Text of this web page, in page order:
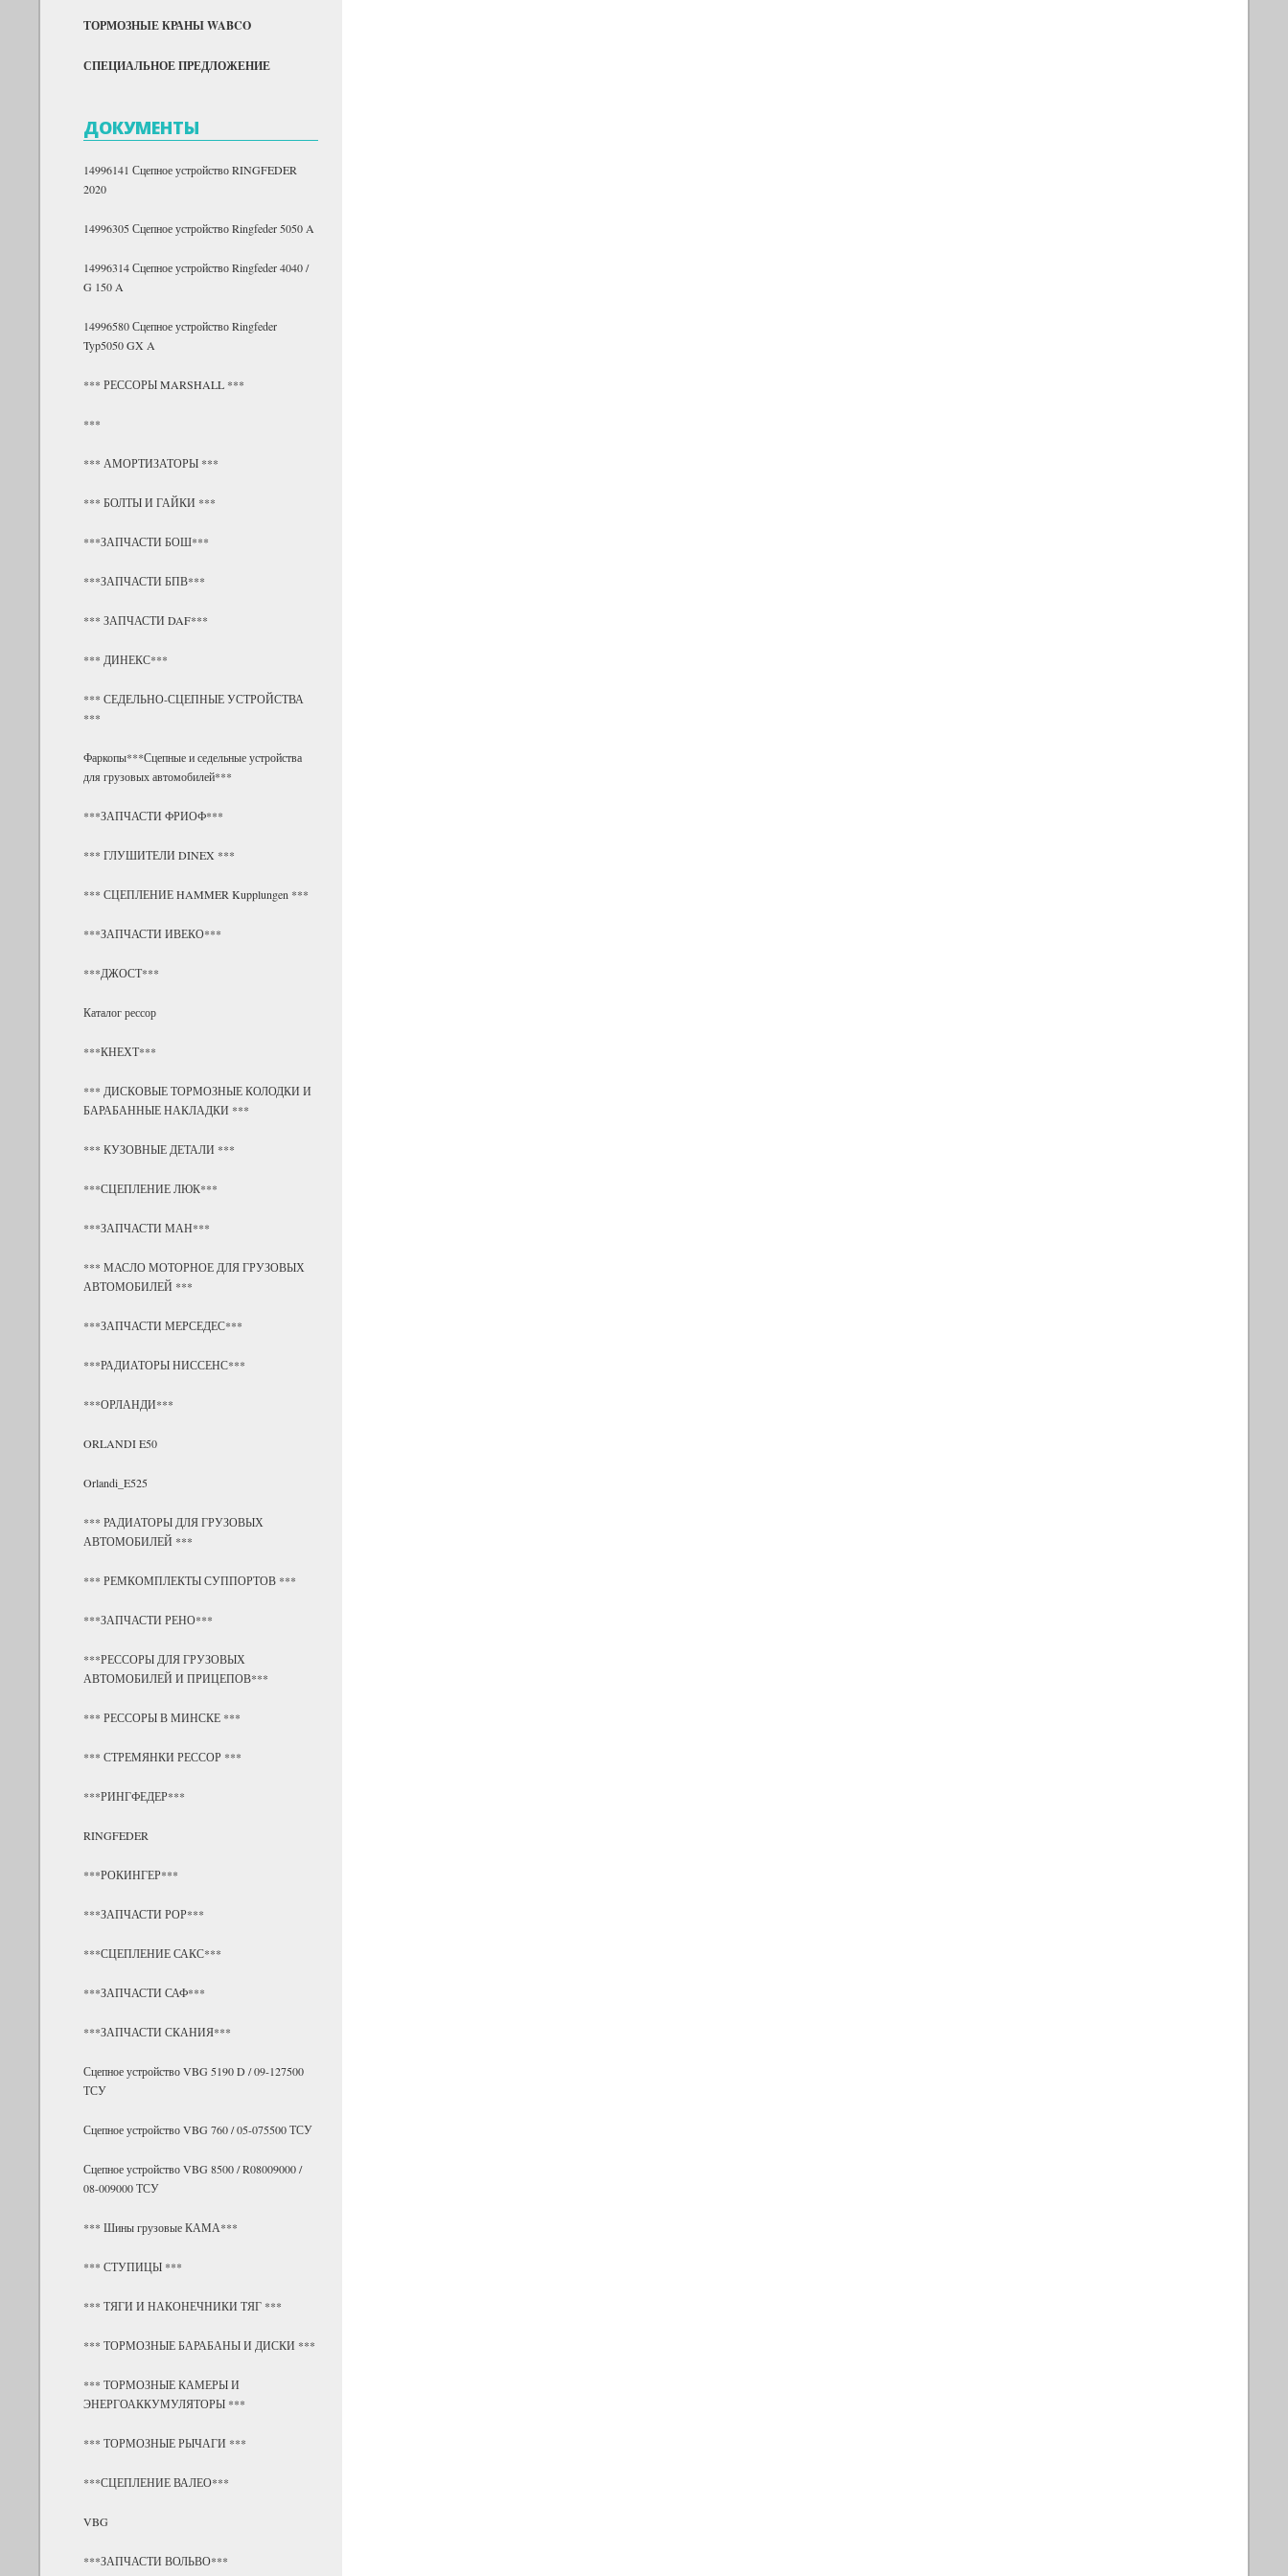
ТОРМОЗНЫЕ КРАНЫ WABCO
СПЕЦИАЛЬНОЕ ПРЕДЛОЖЕНИЕ
ДОКУМЕНТЫ
14996141 Сцепное устройство RINGFEDER
2020
14996305 Сцепное устройство Ringfeder 5050 A
14996314 Сцепное устройство Ringfeder 4040 /
G 150 A
14996580 Сцепное устройство Ringfeder
Typ5050 GX A
*** РЕССОРЫ MARSHALL ***
***
*** АМОРТИЗАТОРЫ ***
*** БОЛТЫ И ГАЙКИ ***
***ЗАПЧАСТИ БОШ***
***ЗАПЧАСТИ БПВ***
*** ЗАПЧАСТИ DAF***
*** ДИНЕКС***
*** СЕДЕЛЬНО-СЦЕПНЫЕ УСТРОЙСТВА
***
Фаркопы***Сцепные и седельные устройства
для грузовых автомобилей***
***ЗАПЧАСТИ ФРИОФ***
*** ГЛУШИТЕЛИ DINEX ***
*** СЦЕПЛЕНИЕ HAMMER Kupplungen ***
***ЗАПЧАСТИ ИВЕКО***
***ДЖОСТ***
Каталог рессор
***КНЕХТ***
*** ДИСКОВЫЕ ТОРМОЗНЫЕ КОЛОДКИ И
БАРАБАННЫЕ НАКЛАДКИ ***
*** КУЗОВНЫЕ ДЕТАЛИ ***
***СЦЕПЛЕНИЕ ЛЮК***
***ЗАПЧАСТИ МАН***
*** МАСЛО МОТОРНОЕ ДЛЯ ГРУЗОВЫХ
АВТОМОБИЛЕЙ ***
***ЗАПЧАСТИ МЕРСЕДЕС***
***РАДИАТОРЫ НИССЕНС***
***ОРЛАНДИ***
ORLANDI E50
Orlandi_E525
*** РАДИАТОРЫ ДЛЯ ГРУЗОВЫХ
АВТОМОБИЛЕЙ ***
*** РЕМКОМПЛЕКТЫ СУППОРТОВ ***
***ЗАПЧАСТИ РЕНО***
***РЕССОРЫ ДЛЯ ГРУЗОВЫХ
АВТОМОБИЛЕЙ И ПРИЦЕПОВ***
*** РЕССОРЫ В МИНСКЕ ***
*** СТРЕМЯНКИ РЕССОР ***
***РИНГФЕДЕР***
RINGFEDER
***РОКИНГЕР***
***ЗАПЧАСТИ РОР***
***СЦЕПЛЕНИЕ САКС***
***ЗАПЧАСТИ САФ***
***ЗАПЧАСТИ СКАНИЯ***
Сцепное устройство VBG 5190 D / 09-127500
ТСУ
Сцепное устройство VBG 760 / 05-075500 ТСУ
Сцепное устройство VBG 8500 / R08009000 /
08-009000 ТСУ
*** Шины грузовые КАМА***
*** СТУПИЦЫ ***
*** ТЯГИ И НАКОНЕЧНИКИ ТЯГ ***
*** ТОРМОЗНЫЕ БАРАБАНЫ И ДИСКИ ***
*** ТОРМОЗНЫЕ КАМЕРЫ И
ЭНЕРГОАККУМУЛЯТОРЫ ***
*** ТОРМОЗНЫЕ РЫЧАГИ ***
***СЦЕПЛЕНИЕ ВАЛЕО***
VBG
***ЗАПЧАСТИ ВОЛЬВО***